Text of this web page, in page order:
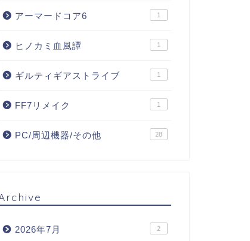
アーマードコア6 1
ヒノカミ血風譚 1
ギルティギアストライブ 1
FF7リメイク 1
PC/周辺機器/その他 28
2026年7月 2